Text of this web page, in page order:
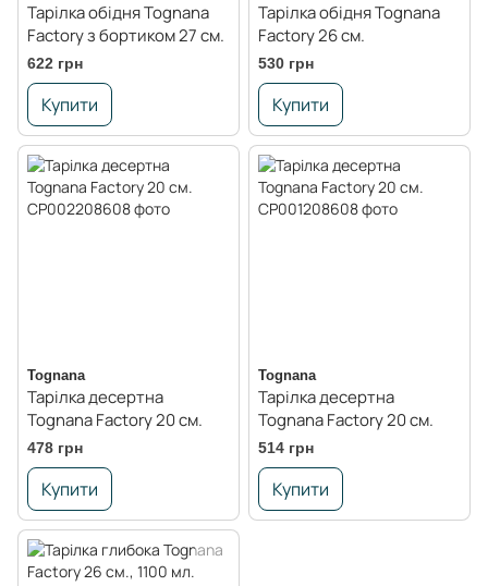
Тарілка обідня Tognana
Factory з бортиком 27 см.
622 грн
Купити
Тарілка обідня Tognana
Factory 26 см.
530 грн
Купити
Tognana
Тарілка десертна
Tognana Factory 20 см.
478 грн
Купити
Tognana
Тарілка десертна
Tognana Factory 20 см.
514 грн
Купити